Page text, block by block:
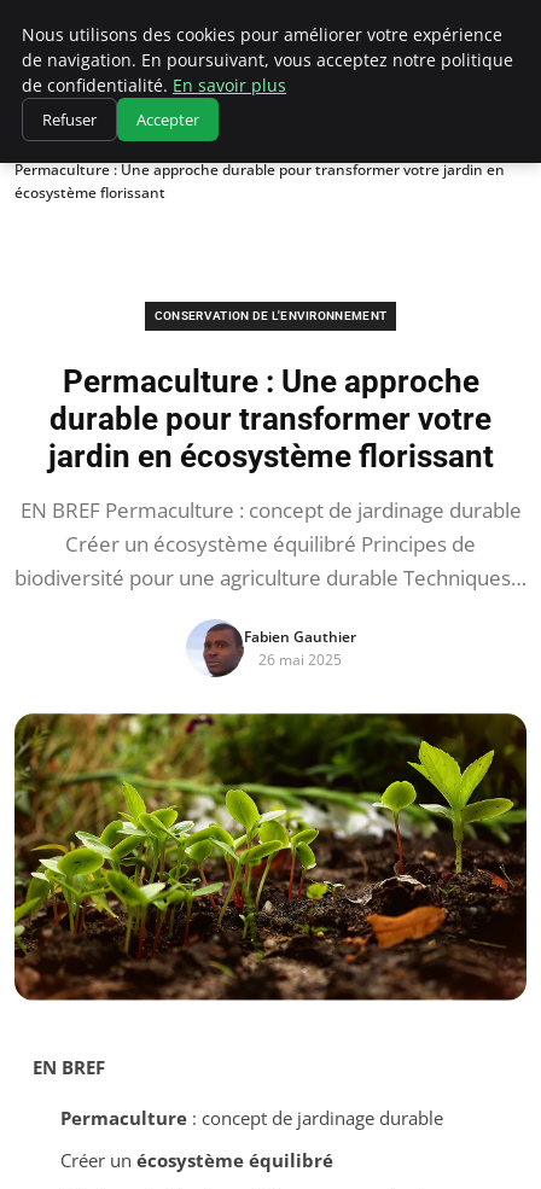
Climatedebtagents
Accueil
Conservation de l'environnement
Permaculture : Une approche durable pour transformer votre jardin en
écosystème florissant
CONSERVATION DE L'ENVIRONNEMENT
Permaculture : Une approche
durable pour transformer votre
jardin en écosystème florissant
EN BREF Permaculture : concept de jardinage durable
Créer un écosystème équilibré Principes de
biodiversité pour une agriculture durable Techniques…
Fabien Gauthier
26 mai 2025
EN BREF
Permaculture: concept de jardinage durable
Créer un écosystème équilibré
Nous utilisons des cookies pour améliorer votre expérience
de navigation. En poursuivant, vous acceptez notre politique
de confidentialité. En savoir plus
Refuser Accepter